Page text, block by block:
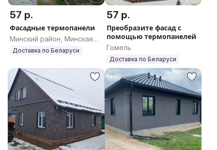
57 р.
Фасадные термопанели
Минский район, Минская
область
Доставка по Беларуси
57 р.
Преобразите фасад с
помощью термопанелей
Гомель
Доставка по Беларуси